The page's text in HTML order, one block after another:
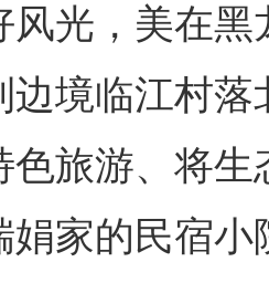
，美在黑
边境临江村
色旅游、将
娟家的民宿